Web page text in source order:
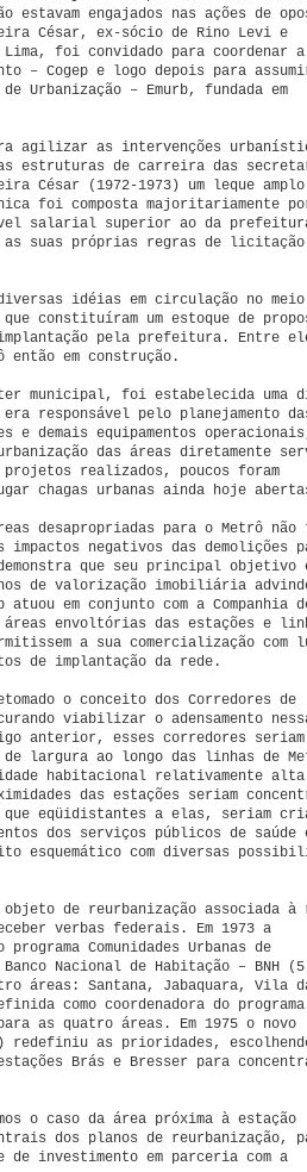
estavam engajados nas ações de
César, ex-sócio de Rino Levi e
foi convidado para coordenar a
– Cogep e logo depois para
Urbanização – Emurb, fundada em
agilizar as intervenções
estruturas de carreira das
César (1972-1973) um leque
foi composta majoritariamente
salarial superior ao da
as suas próprias regras de
idéias em circulação no meio
constituíram um estoque de
pela prefeitura. Entre
então em construção.
municipal, foi estabelecida uma
responsável pelo planejamento
e demais equipamentos
das áreas diretamente
realizados, poucos foram
chagas urbanas ainda hoje
desapropriadas para o Metrô não
impactos negativos das demolições
que seu principal objetivo
de valorização imobiliária
em conjunto com a Companhia
áreas envoltórias das estações e
a sua comercialização com
de implantação da rede.
o conceito dos Corredores de
viabilizar o adensamento
anterior, esses corredores seriam
largura ao longo das linhas de
habitacional relativamente
das estações seriam
eqüidistantes a elas, seriam
dos serviços públicos de saúde
esquemático com diversas
objeto de reurbanização associada à
verbas federais. Em 1973 a
Comunidades Urbanas de
Nacional de Habitação – BNH
áreas: Santana, Jabaquara, Vila
como coordenadora do programa
as quatro áreas. Em 1975 o novo
redefiniu as prioridades,
Brás e Bresser para
o caso da área próxima à estação
dos planos de reurbanização,
de investimento em parceria com a